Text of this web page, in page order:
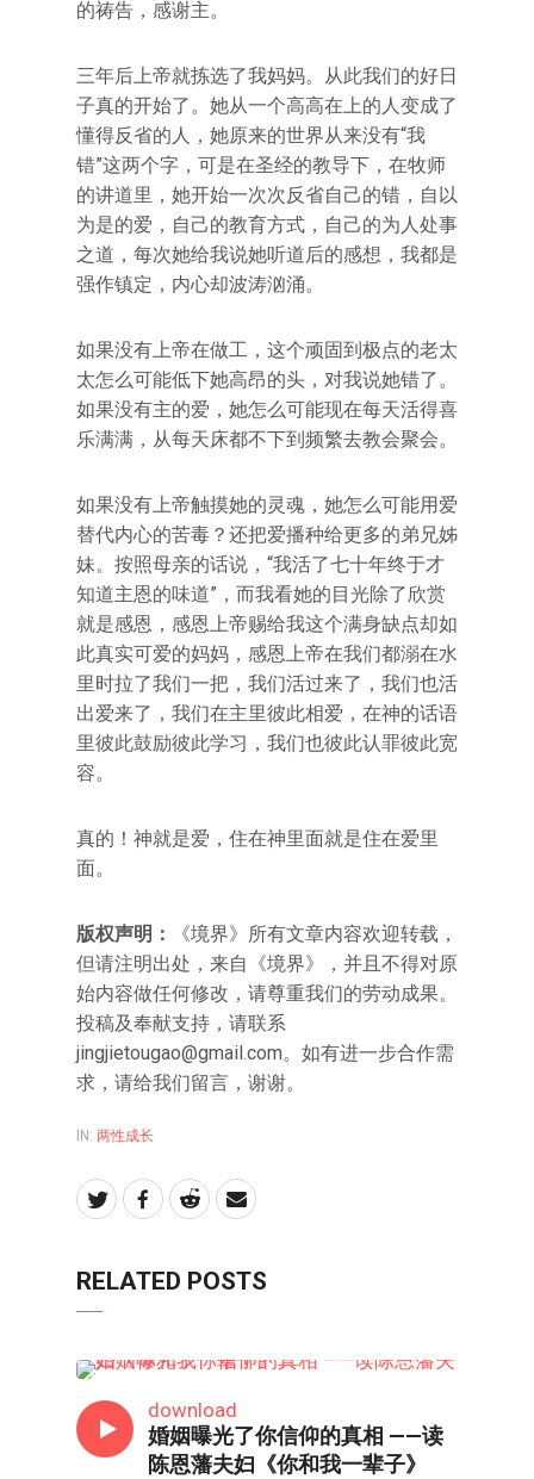
的祷告，感谢主。
三年后上帝就拣选了我妈妈。从此我们的好日
子真的开始了。她从一个高高在上的人变成了
懂得反省的人，她原来的世界从来没有“我
错”这两个字，可是在圣经的教导下，在牧师
的讲道里，她开始一次次反省自己的错，自以
为是的爱，自己的教育方式，自己的为人处事
之道，每次她给我说她听道后的感想，我都是
强作镇定，内心却波涛汹涌。
如果没有上帝在做工，这个顽固到极点的老太
太怎么可能低下她高昂的头，对我说她错了。
如果没有主的爱，她怎么可能现在每天活得喜
乐满满，从每天床都不下到频繁去教会聚会。
如果没有上帝触摸她的灵魂，她怎么可能用爱
替代内心的苦毒？还把爱播种给更多的弟兄姊
妹。按照母亲的话说，“我活了七十年终于才
知道主恩的味道”，而我看她的目光除了欣赏
就是感恩，感恩上帝赐给我这个满身缺点却如
此真实可爱的妈妈，感恩上帝在我们都溺在水
里时拉了我们一把，我们活过来了，我们也活
出爱来了，我们在主里彼此相爱，在神的话语
里彼此鼓励彼此学习，我们也彼此认罪彼此宽
容。
真的！神就是爱，住在神里面就是住在爱里
面。
版权声明：
《境界》所有文章内容欢迎转载，
但请注明出处，来自《境界》，并且不得对原
始内容做任何修改，请尊重我们的劳动成果。
投稿及奉献支持，请联系
jingjietougao@gmail.com。如有进一步合作需
求，请给我们留言，谢谢。
IN: 两性成长
RELATED POSTS
download
婚姻曝光了你信仰的真相 ——读
陈恩藩夫妇《你和我一辈子》